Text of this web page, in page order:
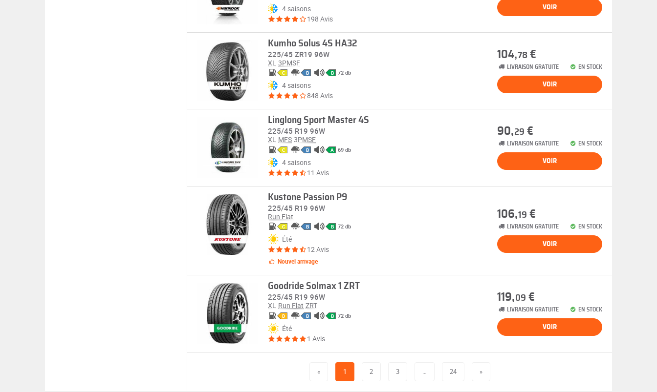
4 saisons
198 Avis
VOIR
Kumho Solus 4S HA32
225/45 ZR19 96W
XL 3PMSF
C B B 72 db
4 saisons
848 Avis
104,78 €
LIVRAISON GRATUITE EN STOCK
VOIR
Linglong Sport Master 4S
225/45 R19 96W
XL MFS 3PMSF
C B A 69 db
4 saisons
11 Avis
90,29 €
LIVRAISON GRATUITE EN STOCK
VOIR
Kustone Passion P9
225/45 R19 96W
Run Flat
C B B 72 db
Été
12 Avis
Nouvel arrivage
106,19 €
LIVRAISON GRATUITE EN STOCK
VOIR
Goodride Solmax 1 ZRT
225/45 R19 96W
XL Run Flat ZRT
D B B 72 db
Été
1 Avis
119,09 €
LIVRAISON GRATUITE EN STOCK
VOIR
« 1 2 3 … 24 »